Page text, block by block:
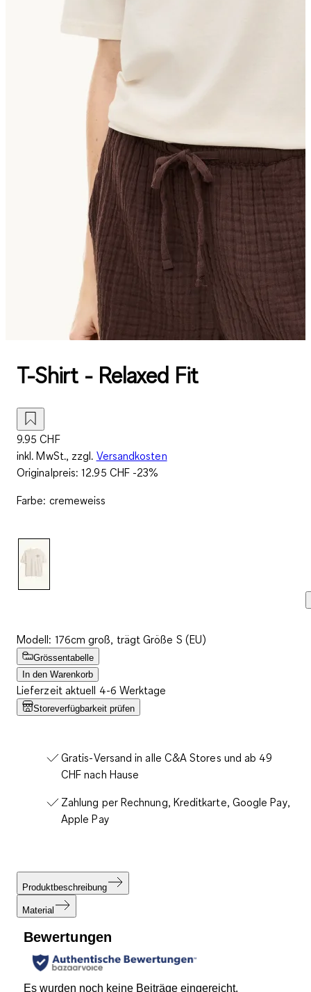
T-Shirt - Relaxed Fit
9.95 CHF
inkl. MwSt., zzgl. Versandkosten
Originalpreis:12.95 CHF-23%
Farbe: cremeweiss
Modell: 176cm groß, trägt Größe S (EU)
Grössentabelle
In den Warenkorb
Lieferzeit aktuell 4-6 Werktage
Storeverfügbarkeit prüfen
Gratis-Versand in alle C&A Stores und ab 49
CHF nach Hause
Zahlung per Rechnung, Kreditkarte, Google Pay,
Apple Pay
Produktbeschreibung
Material
Bewertungen
Es wurden noch keine Beiträge eingereicht.